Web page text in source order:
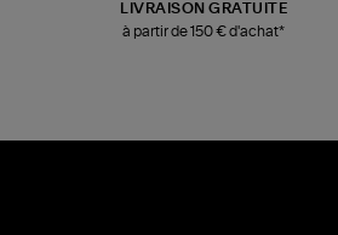
LIVRAISON GRATUITE
à partir de 150 € d'achat*